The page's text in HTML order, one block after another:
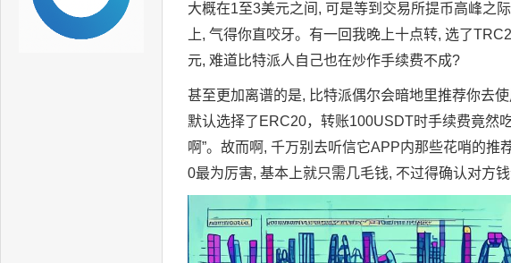
大概在1至3美元之间, 可是等到交易所提币高峰之
上, 气得你直咬牙。有一回我晚上十点转, 选了
元, 难道比特派人自己也在炒作手续费不成?
甚至更加离谱的是, 比特派偶尔会暗地里推荐你去
默认选择了ERC20，转账100USDT时手续费竟然
啊”。故而啊, 千万别去听信它APP内那些花哨的
0最为厉害, 基本上就只需几毛钱, 不过得确认对方